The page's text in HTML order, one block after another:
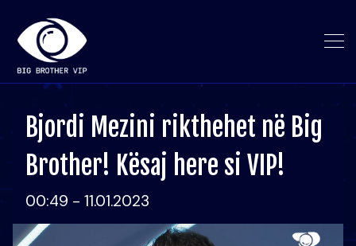
Bjordi Mezini rikthehet në Big
Brother! Kësaj here si VIP!
00:49 - 11.01.2023